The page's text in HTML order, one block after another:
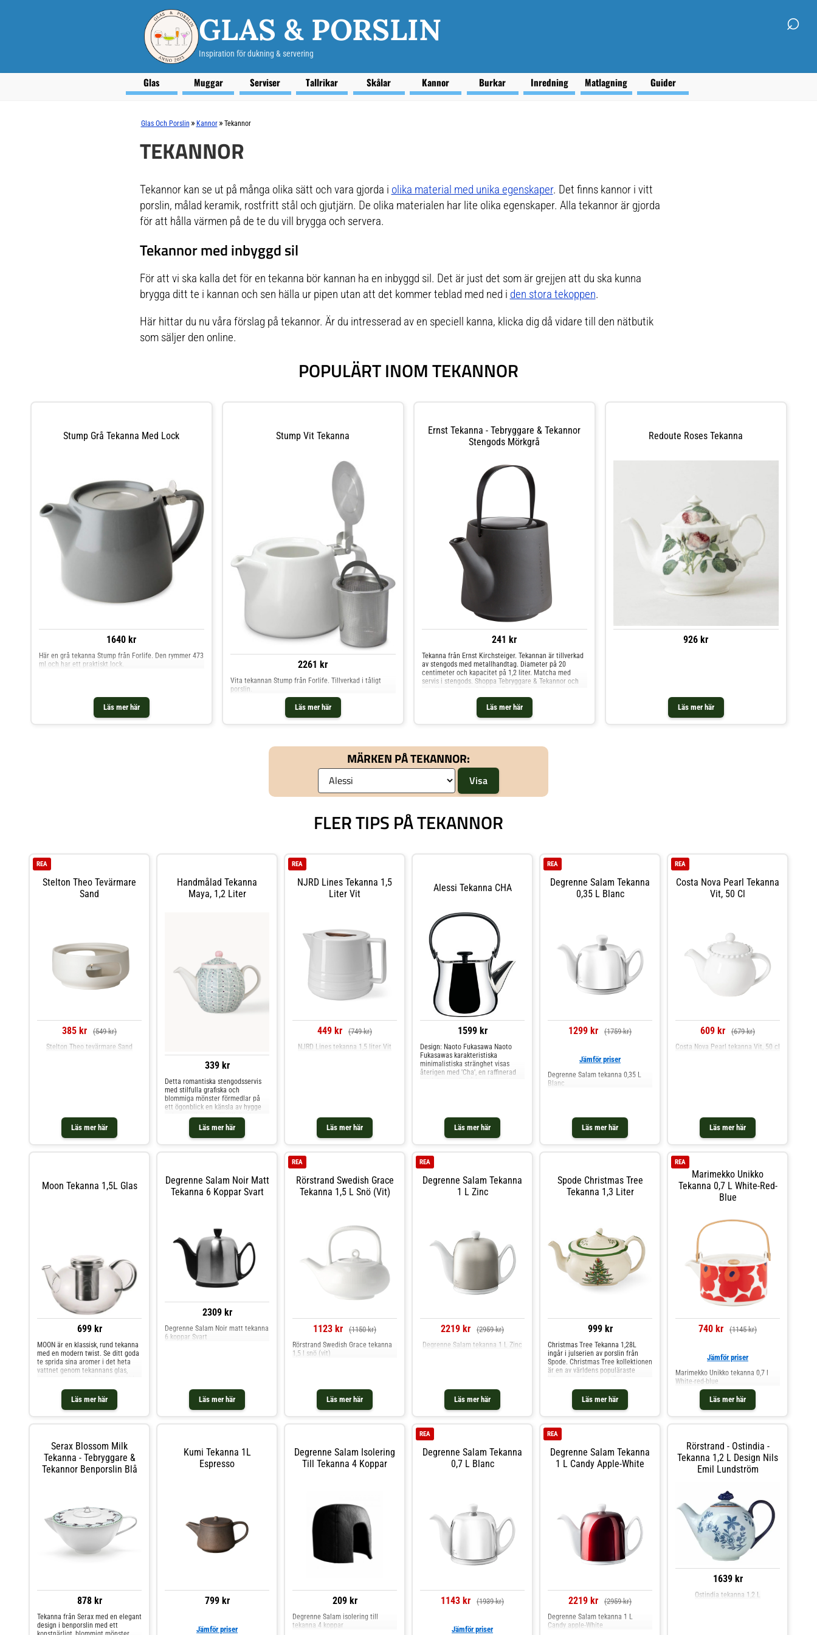
GLAS & PORSLIN
Inspiration för dukning & servering
⌕
Glas Muggar Serviser Tallrikar Skålar Kannor Burkar Inredning Matlagning Guider
Glas Och Porslin » Kannor » Tekannor
TEKANNOR
Tekannor kan se ut på många olika sätt och vara gjorda i olika material med unika egenskaper. Det finns kannor i vitt
porslin, målad keramik, rostfritt stål och gjutjärn. De olika materialen har lite olika egenskaper. Alla tekannor är gjorda
för att hålla värmen på de te du vill brygga och servera.
Tekannor med inbyggd sil
För att vi ska kalla det för en tekanna bör kannan ha en inbyggd sil. Det är just det som är grejjen att du ska kunna
brygga ditt te i kannan och sen hälla ur pipen utan att det kommer teblad med ned i den stora tekoppen.
Här hittar du nu våra förslag på tekannor. Är du intresserad av en speciell kanna, klicka dig då vidare till den nätbutik
som säljer den online.
POPULÄRT INOM TEKANNOR
Stump Grå Tekanna Med Lock
1640 kr
Läs mer här
Här en grå tekanna Stump från Forlife. Den rymmer 473
ml och har ett praktiskt lock.
Stump Vit Tekanna
2261 kr
Läs mer här
Vita tekannan Stump från Forlife. Tillverkad i tåligt
porslin.
Ernst Tekanna - Tebryggare & Tekannor
Stengods Mörkgrå
241 kr
Läs mer här
Tekanna från Ernst Kirchsteiger. Tekannan är tillverkad
av stengods med metallhandtag. Diameter på 20
centimeter och kapacitet på 1,2 liter. Matcha med
servis i stengods. Shoppa Tebryggare & Tekannor och
Redoute Roses Tekanna
926 kr
Läs mer här
MÄRKEN PÅ TEKANNOR:
FLER TIPS PÅ TEKANNOR
Stelton Theo Tevärmare
Sand
REA
385 kr (549 kr)
Läs mer här
Stelton Theo tevärmare Sand
Handmålad Tekanna
Maya, 1,2 Liter
339 kr
Läs mer här
Detta romantiska stengodsservis
med stilfulla grafiska och
blommiga mönster förmedlar på
ett ögonblick en känsla av hygge
och en unik atmosfärtill ditt hem.
NJRD Lines Tekanna 1,5
Liter Vit
REA
449 kr (749 kr)
Läs mer här
NJRD Lines tekanna 1,5 liter Vit
Alessi Tekanna CHA
1599 kr
Läs mer här
Design: Naoto Fukasawa Naoto
Fukasawas karakteristiska
minimalistiska stränghet visas
återigen med 'Cha', en raffinerad
stort och elegant filter f
Degrenne Salam Tekanna
0,35 L Blanc
REA
1299 kr (1759 kr)
Läs mer här
Jämför priser
Degrenne Salam tekanna 0,35 L
Blanc
Costa Nova Pearl Tekanna
Vit, 50 Cl
REA
609 kr (679 kr)
Läs mer här
Costa Nova Pearl tekanna Vit, 50 cl
Moon Tekanna 1,5L Glas
699 kr
Läs mer här
MOON är en klassisk, rund tekanna
med en modern twist. Se ditt goda
te sprida sina aromer i det heta
vattnet genom tekannans glas,
varje avkopplande testund.
Tekannan är tillverkad i
borosilikatglas som är tunnväggigt
men ändå mycket stabilt och
V 1,5 lMaterial: Borosilikatglas,
Metall
Degrenne Salam Noir Matt
Tekanna 6 Koppar Svart
2309 kr
Läs mer här
Degrenne Salam Noir matt tekanna
6 koppar Svart
Rörstrand Swedish Grace
Tekanna 1,5 L Snö (vit)
REA
1123 kr (1150 kr)
Läs mer här
Rörstrand Swedish Grace tekanna
1,5 l snö (vit)
Degrenne Salam Tekanna
1 L Zinc
REA
2219 kr (2959 kr)
Läs mer här
Degrenne Salam tekanna 1 L Zinc
Spode Christmas Tree
Tekanna 1,3 Liter
999 kr
Läs mer här
Christmas Tree Tekanna 1,28L
ingår i julserien av porslin från
Spode. Christmas Tree kollektionen
är en av världens populäraste
dekorerad med en underbar
julscen. En riktig klassisk julservis
som ger en äkta julkänsla.
Christmas Tree porslinet är både
Marimekko Unikko
Tekanna 0,7 L White-Red-
Blue
REA
740 kr (1145 kr)
Läs mer här
Jämför priser
Marimekko Unikko tekanna 0,7 l
White-red-blue
Serax Blossom Milk
Tekanna - Tebryggare &
Tekannor Benporslin Blå
878 kr
Tekanna från Serax med en elegant
design i benporslin med ett
Kumi Tekanna 1L
Espresso
799 kr
Jämför priser
Degrenne Salam Isolering
Till Tekanna 4 Koppar
209 kr
Degrenne Salam isolering till
tekanna 4 koppar
Degrenne Salam Tekanna
0,7 L Blanc
REA
1143 kr (1939 kr)
Jämför priser
Degrenne Salam Tekanna
1 L Candy Apple-White
REA
2219 kr (2959 kr)
Degrenne Salam tekanna 1 L
Candy apple-White
Rörstrand - Ostindia -
Tekanna 1,2 L Design Nils
Emil Lundström
1639 kr
Ostindia tekanna 1,2 L